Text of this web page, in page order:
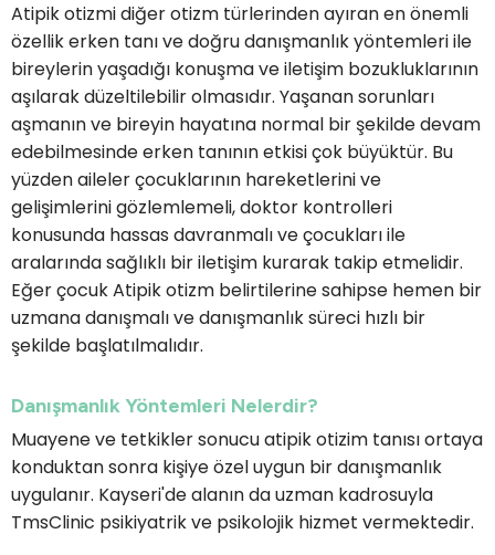
Atipik otizmi diğer otizm türlerinden ayıran en önemli
özellik erken tanı ve doğru danışmanlık yöntemleri ile
bireylerin yaşadığı konuşma ve iletişim bozukluklarının
aşılarak düzeltilebilir olmasıdır. Yaşanan sorunları
aşmanın ve bireyin hayatına normal bir şekilde devam
edebilmesinde erken tanının etkisi çok büyüktür. Bu
yüzden aileler çocuklarının hareketlerini ve
gelişimlerini gözlemlemeli, doktor kontrolleri
konusunda hassas davranmalı ve çocukları ile
aralarında sağlıklı bir iletişim kurarak takip etmelidir.
Eğer çocuk Atipik otizm belirtilerine sahipse hemen bir
uzmana danışmalı ve danışmanlık süreci hızlı bir
şekilde başlatılmalıdır.
Danışmanlık Yöntemleri Nelerdir?
Muayene ve tetkikler sonucu atipik otizim tanısı ortaya
konduktan sonra kişiye özel uygun bir danışmanlık
uygulanır. Kayseri'de alanın da uzman kadrosuyla
TmsClinic psikiyatrik ve psikolojik hizmet vermektedir.